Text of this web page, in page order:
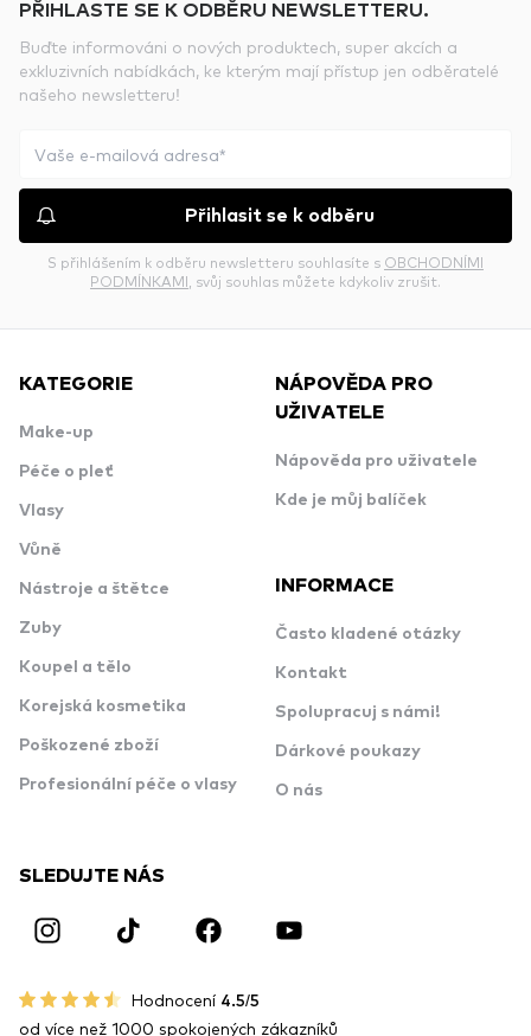
PŘIHLASTE SE K ODBĚRU NEWSLETTERU.
Buďte informováni o nových produktech, super akcích a
exkluzivních nabídkách, ke kterým mají přístup jen odběratelé
našeho newsletteru!
Přihlasit se k odběru
S přihlášením k odběru newsletteru souhlasíte s OBCHODNÍMI
PODMÍNKAMI , svůj souhlas můžete kdykoliv zrušit.
KATEGORIE
Make-up
Péče o pleť
Vlasy
Vůně
Nástroje a štětce
Zuby
Koupel a tělo
Korejská kosmetika
Poškozené zboží
Profesionální péče o vlasy
NÁPOVĚDA PRO
UŽIVATELE
Nápověda pro uživatele
Kde je můj balíček
INFORMACE
Často kladené otázky
Kontakt
Spolupracuj s námi!
Dárkové poukazy
O nás
SLEDUJTE NÁS
Hodnocení 4.5/5
od více než 1000 spokojených zákazníků